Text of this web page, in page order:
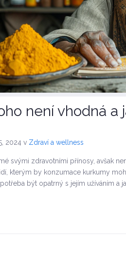
není vhodná
2024 v Zdraví a wellness
svými zdravotními přínosy, avšak
kterým by konzumace kurkumy
být opatrný s jejím užíváním a